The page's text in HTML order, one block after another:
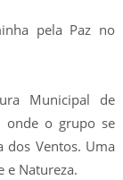
pela Paz no
Municipal de
onde o grupo se
dos Ventos. Uma
e Natureza.